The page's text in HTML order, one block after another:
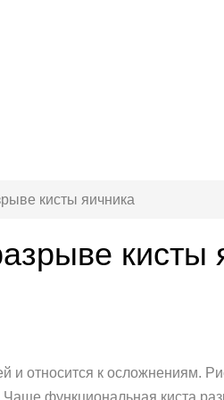
кисты яичника
кисты
и относится к осложнениям.
функциональная киста